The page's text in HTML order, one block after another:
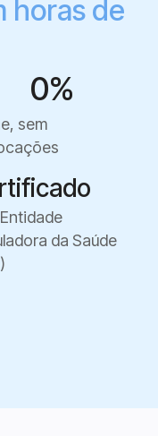
horas de
0%
sem
da Saúde